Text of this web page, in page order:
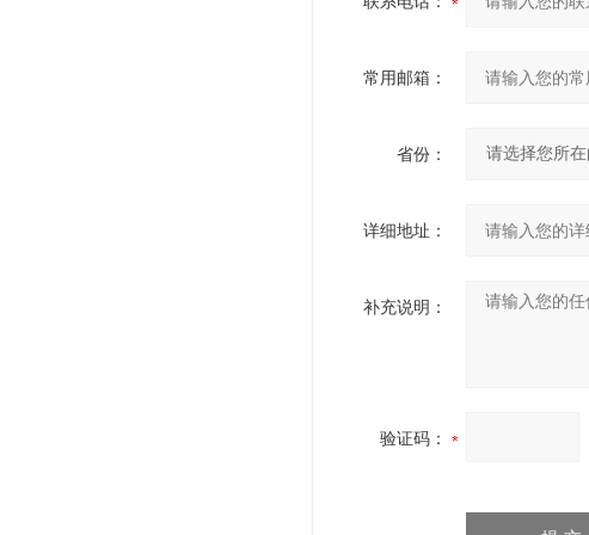
常用邮箱：
省份：
详细地址：
补充说明：
验证码：